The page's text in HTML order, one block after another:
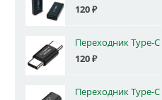
120₽
Переходник Type-C
120₽
Переходник Type-